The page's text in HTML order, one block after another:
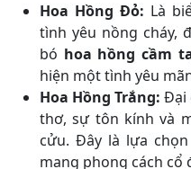
Hoa Hồng Đỏ: Là
tình yêu nồng cháy,
bó hoa hồng cầm
hiện một tình yêu
Hoa Hồng Trắng: Đại
thơ, sự tôn kính và
cửu. Đây là lựa
mang phong cách cổ